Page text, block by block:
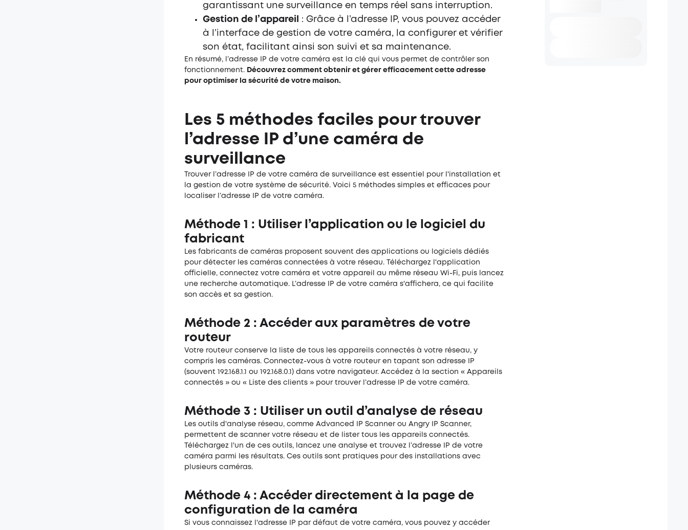
garantissant une surveillance en temps réel sans interruption.
Gestion de l’appareil
: Grâce à l’adresse IP, vous pouvez accéder
à l’interface de gestion de votre caméra, la configurer et vérifier
son état, facilitant ainsi son suivi et sa maintenance.
En résumé, l’adresse IP de votre caméra est la clé qui vous permet de contrôler son
fonctionnement. Découvrez comment obtenir et gérer efficacement cette adresse
pour optimiser la sécurité de votre maison.
Les 5 méthodes faciles pour trouver
l’adresse IP d’une caméra de
surveillance
Trouver l’adresse IP de votre caméra de surveillance est essentiel pour l'installation et
la gestion de votre système de sécurité. Voici 5 méthodes simples et efficaces pour
localiser l’adresse IP de votre caméra.
Méthode 1 : Utiliser l’application ou le logiciel du
fabricant
Les fabricants de caméras proposent souvent des applications ou logiciels dédiés
pour détecter les caméras connectées à votre réseau. Téléchargez l'application
officielle, connectez votre caméra et votre appareil au même réseau Wi-Fi, puis lancez
une recherche automatique. L’adresse IP de votre caméra s'affichera, ce qui facilite
son accès et sa gestion.
Méthode 2 : Accéder aux paramètres de votre
routeur
Votre routeur conserve la liste de tous les appareils connectés à votre réseau, y
compris les caméras. Connectez-vous à votre routeur en tapant son adresse IP
(souvent 192.168.1.1 ou 192.168.0.1) dans votre navigateur. Accédez à la section « Appareils
connectés » ou « Liste des clients » pour trouver l’adresse IP de votre caméra.
Méthode 3 : Utiliser un outil d’analyse de réseau
Les outils d'analyse réseau, comme Advanced IP Scanner ou Angry IP Scanner,
permettent de scanner votre réseau et de lister tous les appareils connectés.
Téléchargez l'un de ces outils, lancez une analyse et trouvez l’adresse IP de votre
caméra parmi les résultats. Ces outils sont pratiques pour des installations avec
plusieurs caméras.
Méthode 4 : Accéder directement à la page de
configuration de la caméra
Si vous connaissez l'adresse IP par défaut de votre caméra, vous pouvez y accéder